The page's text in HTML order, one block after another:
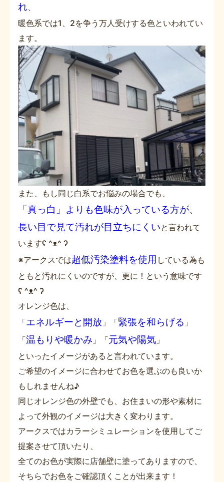
れ、
暖色系では1、2を争う万人受けする色といわれてい
ます。
また、もし同じ白系でお悩みの場合でも、
「真っ白」よりも色味が入っている方が、
長い目で見て汚れが目立ちにくいと言われて
いますʕ ^ᴥ^ ʔ
※アークスでは超低汚染塗料を使用 している為も
ともと汚れにくいのですが、更に！という意味です
ʕ ^ᴥ^ ʔ
オレンジ色は、
「エネルギーと開放 」「緊張を和らげる 」
「温もりや暖かみ 」「元気や陽気 」
といったイメージがあると言われています。
ご希望のイメージに合わせてお色を選ぶのも良いか
もしれませんね♪
同じオレンジ色の外壁でも、お住まいの形や素材に
よって外観のイメージは大きく変わります。
アークスではカラーシミュレーションを使用してご
提案させて頂いたり、
全てのお色が実際に店舗壁に塗ってありますので、
そちらでお色をご確認頂くことが出来ます！